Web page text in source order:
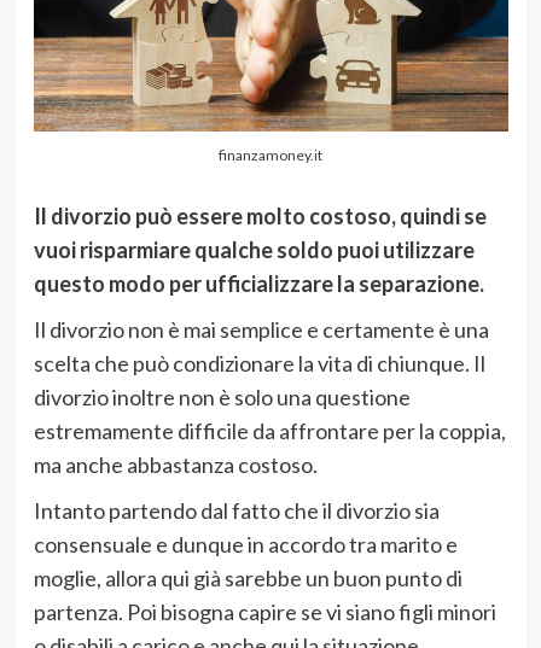
finanzamoney.it
Il divorzio può essere molto costoso, quindi se
vuoi risparmiare qualche soldo puoi utilizzare
questo modo per ufficializzare la separazione.
Il divorzio non è mai semplice e certamente è una
scelta che può condizionare la vita di chiunque. Il
divorzio inoltre non è solo una questione
estremamente difficile da affrontare per la coppia,
ma anche abbastanza costoso.
Intanto partendo dal fatto che il divorzio sia
consensuale e dunque in accordo tra marito e
moglie, allora qui già sarebbe un buon punto di
partenza. Poi bisogna capire se vi siano figli minori